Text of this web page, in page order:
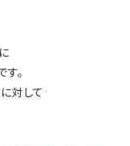
。
対して